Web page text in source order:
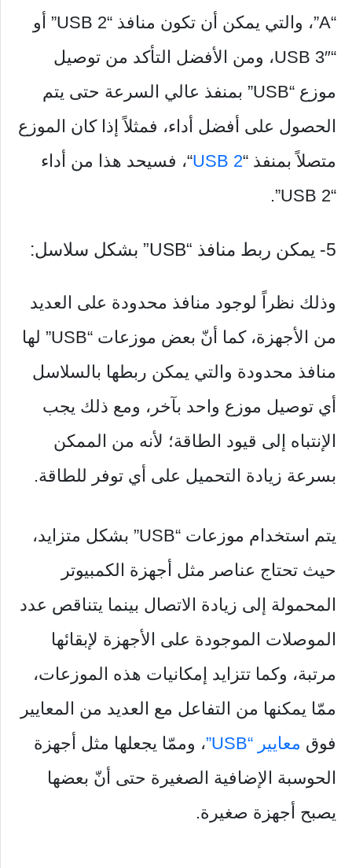
“A”، والتي يمكن أن تكون منافذ “USB 2” أو
“USB 3″، ومن الأفضل التأكد من توصيل
موزع “USB” بمنفذ عالي السرعة حتى يتم
الحصول على أفضل أداء، فمثلاً إذا كان الموزع
متصلاً بمنفذ “USB 2“، فسيحد هذا من أداء
“USB 2”.
5- يمكن ربط منافذ “USB” بشكل سلاسل:
وذلك نظراً لوجود منافذ محدودة على العديد
من الأجهزة، كما أنّ بعض موزعات “USB” لها
منافذ محدودة والتي يمكن ربطها بالسلاسل
أي توصيل موزع واحد بآخر، ومع ذلك يجب
الإنتباه إلى قيود الطاقة؛ لأنه من الممكن
بسرعة زيادة التحميل على أي توفر للطاقة.
يتم استخدام موزعات “USB” بشكل متزايد،
حيث تحتاج عناصر مثل أجهزة الكمبيوتر
المحمولة إلى زيادة الاتصال بينما يتناقص عدد
الموصلات الموجودة على الأجهزة لإبقائها
مرتبة، وكما تتزايد إمكانيات هذه الموزعات،
ممّا يمكنها من التفاعل مع العديد من المعايير
فوق معايير “USB”
، وممّا يجعلها مثل أجهزة
الحوسبة الإضافية الصغيرة حتى أنّ بعضها
يصبح أجهزة صغيرة.